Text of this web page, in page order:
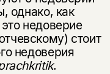
однако, как
недоверие
стоит
недоверия
.